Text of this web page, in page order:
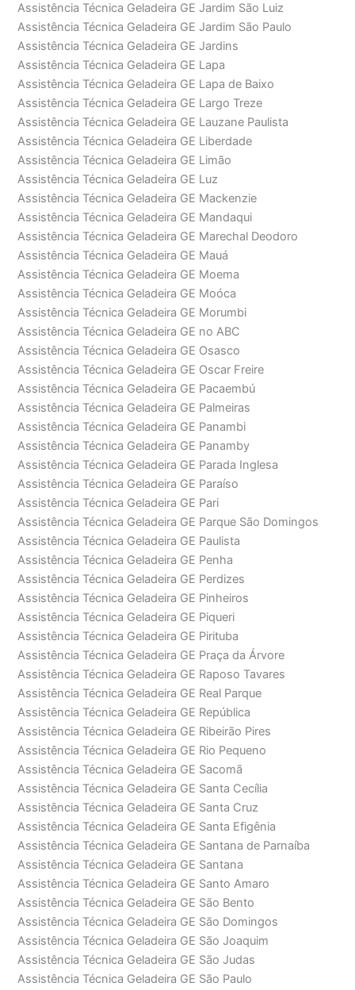
Assistência Técnica Geladeira GE Jardim São Luiz
Assistência Técnica Geladeira GE Jardim São Paulo
Assistência Técnica Geladeira GE Jardins
Assistência Técnica Geladeira GE Lapa
Assistência Técnica Geladeira GE Lapa de Baixo
Assistência Técnica Geladeira GE Largo Treze
Assistência Técnica Geladeira GE Lauzane Paulista
Assistência Técnica Geladeira GE Liberdade
Assistência Técnica Geladeira GE Limão
Assistência Técnica Geladeira GE Luz
Assistência Técnica Geladeira GE Mackenzie
Assistência Técnica Geladeira GE Mandaqui
Assistência Técnica Geladeira GE Marechal Deodoro
Assistência Técnica Geladeira GE Mauá
Assistência Técnica Geladeira GE Moema
Assistência Técnica Geladeira GE Moóca
Assistência Técnica Geladeira GE Morumbi
Assistência Técnica Geladeira GE no ABC
Assistência Técnica Geladeira GE Osasco
Assistência Técnica Geladeira GE Oscar Freire
Assistência Técnica Geladeira GE Pacaembú
Assistência Técnica Geladeira GE Palmeiras
Assistência Técnica Geladeira GE Panambi
Assistência Técnica Geladeira GE Panamby
Assistência Técnica Geladeira GE Parada Inglesa
Assistência Técnica Geladeira GE Paraíso
Assistência Técnica Geladeira GE Pari
Assistência Técnica Geladeira GE Parque São Domingos
Assistência Técnica Geladeira GE Paulista
Assistência Técnica Geladeira GE Penha
Assistência Técnica Geladeira GE Perdizes
Assistência Técnica Geladeira GE Pinheiros
Assistência Técnica Geladeira GE Piqueri
Assistência Técnica Geladeira GE Pirituba
Assistência Técnica Geladeira GE Praça da Árvore
Assistência Técnica Geladeira GE Raposo Tavares
Assistência Técnica Geladeira GE Real Parque
Assistência Técnica Geladeira GE República
Assistência Técnica Geladeira GE Ribeirão Pires
Assistência Técnica Geladeira GE Rio Pequeno
Assistência Técnica Geladeira GE Sacomã
Assistência Técnica Geladeira GE Santa Cecília
Assistência Técnica Geladeira GE Santa Cruz
Assistência Técnica Geladeira GE Santa Efigênia
Assistência Técnica Geladeira GE Santana de Parnaíba
Assistência Técnica Geladeira GE Santana
Assistência Técnica Geladeira GE Santo Amaro
Assistência Técnica Geladeira GE São Bento
Assistência Técnica Geladeira GE São Domingos
Assistência Técnica Geladeira GE São Joaquim
Assistência Técnica Geladeira GE São Judas
Assistência Técnica Geladeira GE São Paulo